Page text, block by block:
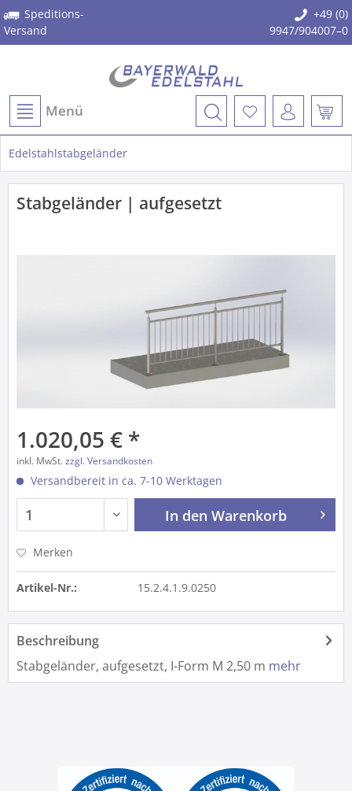
Speditions-
Versand
+49 (0)
9947/904007–0
Menü
Edelstahlstabgeländer
Stabgeländer | aufgesetzt
1.020,05 € *
inkl. MwSt.zzgl. Versandkosten
Versandbereit in ca. 7-10 Werktagen
In den Warenkorb
Merken
Artikel-Nr.: 15.2.4.1.9.0250
Beschreibung
Stabgeländer, aufgesetzt, I-Form M 2,50 m mehr